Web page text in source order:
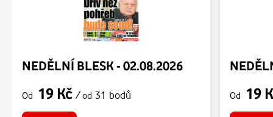
NEDĚLNÍ BLESK - 02.08.2026
Od 19 Kč /od 31 bodů Od 19